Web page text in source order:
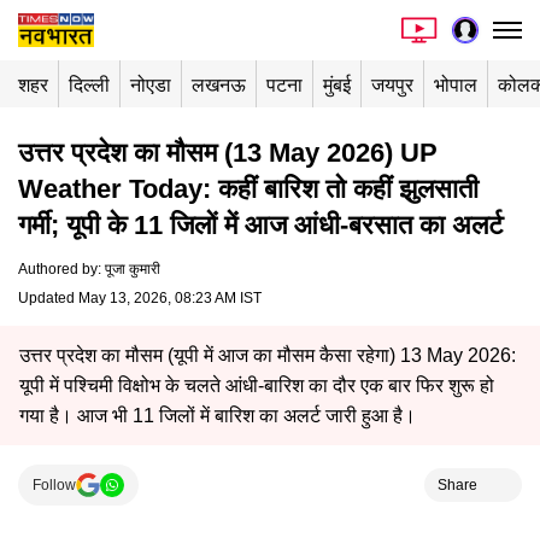
शहर दिल्ली नोएडा लखनऊ पटना मुंबई जयपुर भोपाल
उत्तर प्रदेश का मौसम (13 May 2026) UP
Weather Today: कहीं बारिश तो कहीं झुलसाती
गर्मी; यूपी के 11 जिलों में आज आंधी-बरसात का अलर्ट
Authored by: पूजा कुमारी
Updated May 13, 2026, 08:23 AM IST
उत्तर प्रदेश का मौसम (यूपी में आज का मौसम कैसा रहेगा) 13 May 2026:
यूपी में पश्चिमी विक्षोभ के चलते आंधी-बारिश का दौर एक बार फिर शुरू हो
गया है। आज भी 11 जिलों में बारिश का अलर्ट जारी हुआ है।
Follow Share